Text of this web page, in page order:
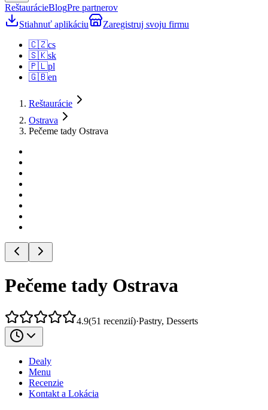
ReštaurácieBlogPre partnerov
Stiahnuť aplikáciu
Zaregistruj svoju firmu
🇨🇿cs
🇸🇰sk
🇵🇱pl
🇬🇧en
Reštaurácie
Ostrava
Pečeme tady Ostrava
Pečeme tady Ostrava
4.9(51 recenzií)·Pastry, Desserts
Dealy
Menu
Recenzie
Kontakt a Lokácia